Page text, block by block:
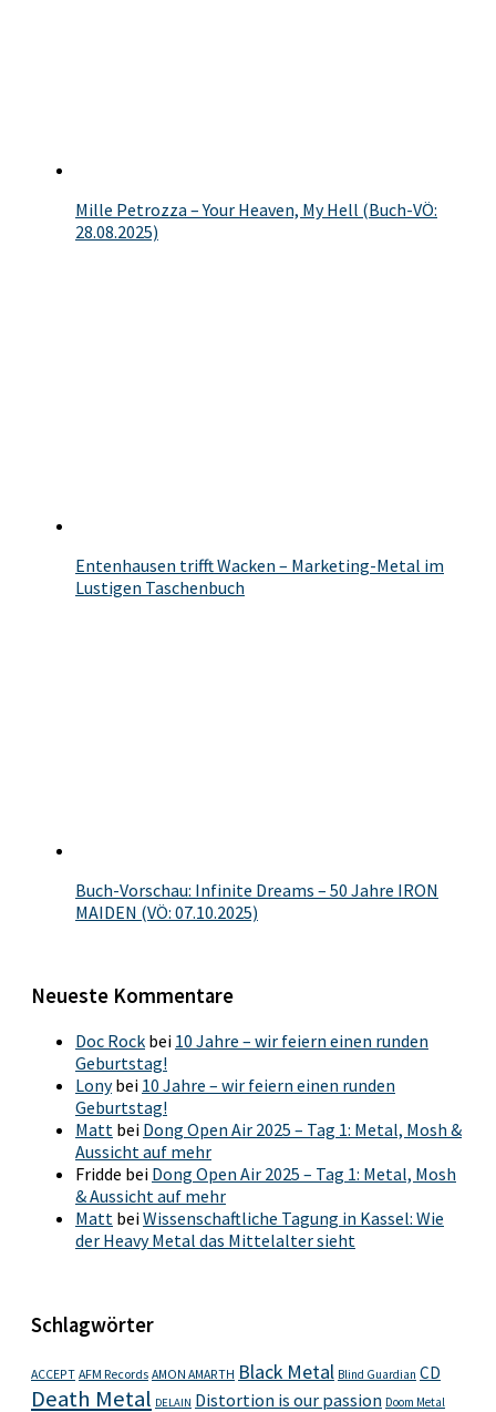
Mille Petrozza – Your Heaven, My Hell (Buch-VÖ:
28.08.2025)
Entenhausen trifft Wacken – Marketing-Metal im
Lustigen Taschenbuch
Buch-Vorschau: Infinite Dreams – 50 Jahre IRON
MAIDEN (VÖ: 07.10.2025)
Neueste Kommentare
Doc Rock bei 10 Jahre – wir feiern einen runden
Geburtstag!
Lonybei 10 Jahre – wir feiern einen runden
Geburtstag!
Matt bei Dong Open Air 2025 – Tag 1: Metal, Mosh &
Aussicht auf mehr
Fridde bei Dong Open Air 2025 – Tag 1: Metal, Mosh
& Aussicht auf mehr
Matt beiWissenschaftliche Tagung in Kassel: Wie
der Heavy Metal das Mittelalter sieht
Schlagwörter
ACCEPT AFM Records AMON AMARTH Black Metal Blind Guardian CD
Death Metal DELAIN Distortion is our passion Doom Metal